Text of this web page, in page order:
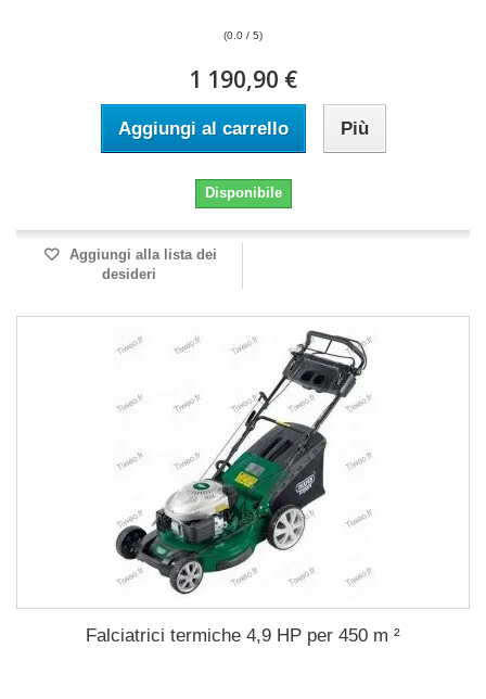
(0.0 / 5)
1 190,90 €
Aggiungi al carrello Più
Disponibile
Aggiungi alla lista dei
desideri
Falciatrici termiche 4,9 HP per 450 m ²